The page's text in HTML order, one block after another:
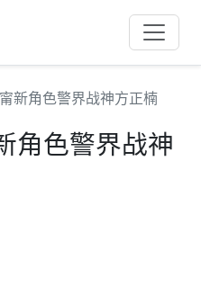
新角色警界战神方正楠
角色警界战神